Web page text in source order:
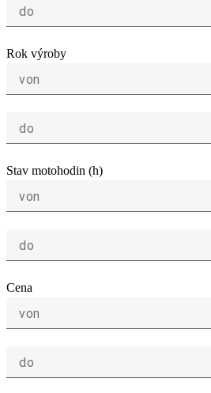
do
Rok výroby
von
do
Stav motohodin (h)
von
do
Cena
von
do